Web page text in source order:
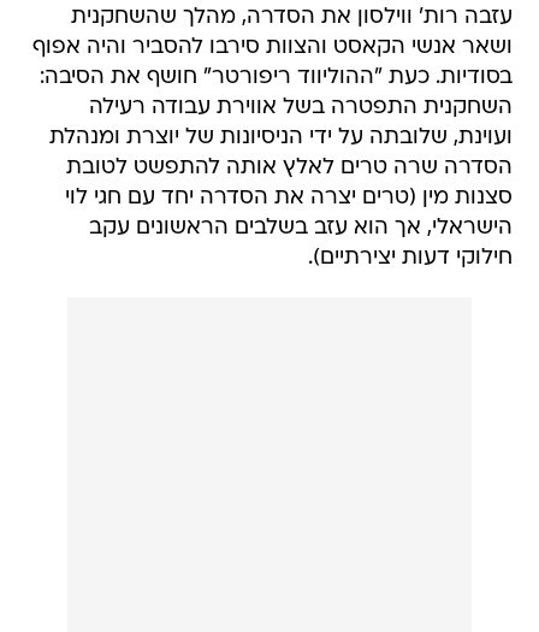
עזבה רות' ווילסון את הסדרה, מהלך שהשחקנית
ושאר אנשי הקאסט והצוות סירבו להסביר והיה אפוף
בסודיות. כעת "ההוליווד ריפורטר" חושף את הסיבה:
השחקנית התפטרה בשל אווירת עבודה רעילה
ועוינת, שלובתה על ידי הניסיונות של יוצרת ומנהלת
הסדרה שרה טרים לאלץ אותה להתפשט לטובת
סצנות מין (טרים יצרה את הסדרה יחד עם חגי לוי
הישראלי, אך הוא עזב בשלבים הראשונים עקב
חילוקי דעות יצירתיים).